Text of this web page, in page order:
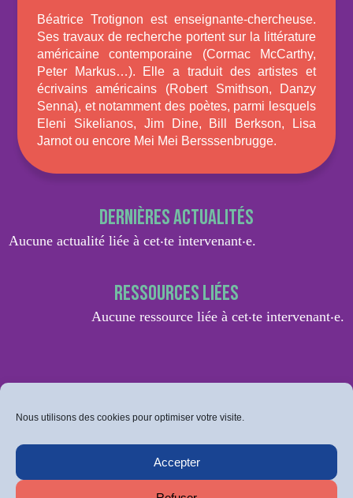
Nous utilisons des cookies pour optimiser votre visite.
Accepter
Béatrice Trotignon est enseignante-chercheuse.
Ses travaux de recherche portent sur la littérature
américaine contemporaine (Cormac McCarthy,
Peter Markus…). Elle a traduit des artistes et
écrivains américains (Robert Smithson, Danzy
Senna), et notamment des poètes, parmi lesquels
Eleni Sikelianos, Jim Dine, Bill Berkson, Lisa
Jarnot ou encore Mei Mei Bersssenbrugge.
Dernières actualités
Aucune actualité liée à cet‧te intervenant‧e.
Ressources liées
Aucune ressource liée à cet‧te intervenant‧e.